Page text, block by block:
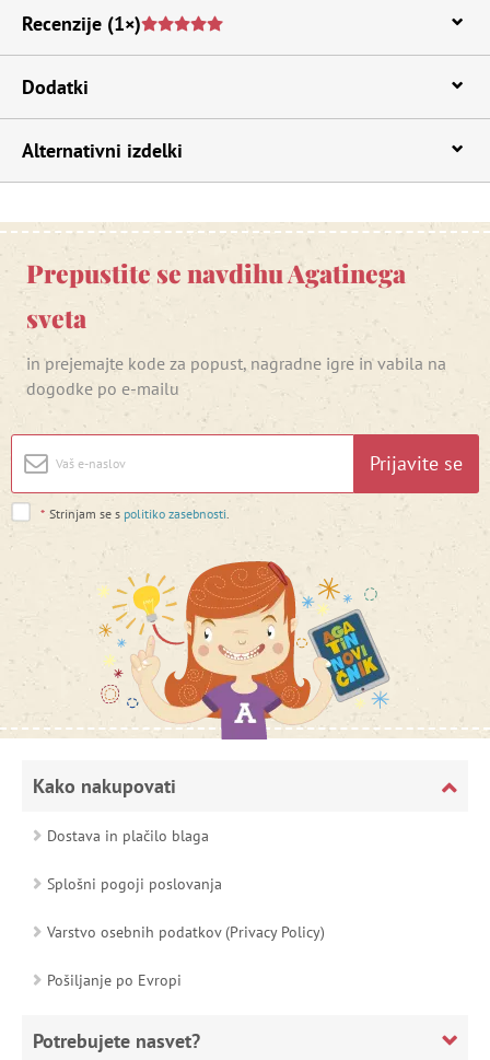
Recenzije (1×)
Dodatki
Alternativni izdelki
Prepustite se navdihu Agatinega
sveta
in prejemajte kode za popust, nagradne igre in vabila na
dogodke po e-mailu
Prijavite se
* Strinjam se s politiko zasebnosti
Kako nakupovati
Dostava in plačilo blaga
Splošni pogoji poslovanja
Varstvo osebnih podatkov (Privacy Policy)
Pošiljanje po Evropi
Potrebujete nasvet?